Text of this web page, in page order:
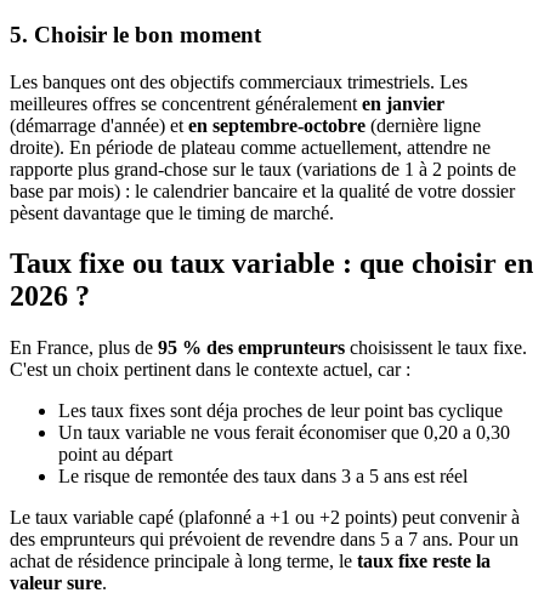
5. Choisir le bon moment
Les banques ont des objectifs commerciaux trimestriels. Les
meilleures offres se concentrent généralement en janvier
(démarrage d'année) et en septembre-octobre (dernière ligne
droite). En période de plateau comme actuellement, attendre ne
rapporte plus grand-chose sur le taux (variations de 1 à 2 points de
base par mois) : le calendrier bancaire et la qualité de votre dossier
pèsent davantage que le timing de marché.
Taux fixe ou taux variable : que choisir en
2026 ?
En France, plus de 95 % des emprunteurs choisissent le taux fixe.
C'est un choix pertinent dans le contexte actuel, car :
Les taux fixes sont déja proches de leur point bas cyclique
Un taux variable ne vous ferait économiser que 0,20 a 0,30
point au départ
Le risque de remontée des taux dans 3 a 5 ans est réel
Le taux variable capé (plafonné a +1 ou +2 points) peut convenir à
des emprunteurs qui prévoient de revendre dans 5 a 7 ans. Pour un
achat de résidence principale à long terme, le taux fixe reste la
valeur sure.